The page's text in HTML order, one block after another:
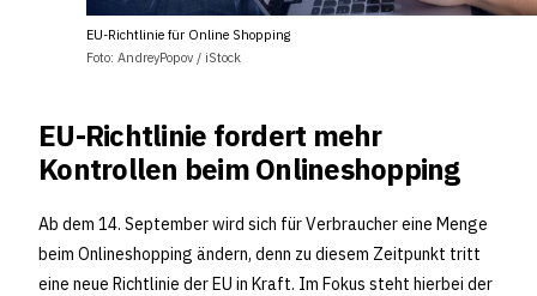
EU-Richtlinie für Online Shopping
Foto: AndreyPopov / iStock
EU-Richtlinie fordert mehr
Kontrollen beim Onlineshopping
Ab dem 14. September wird sich für Verbraucher eine Menge
beim Onlineshopping ändern, denn zu diesem Zeitpunkt tritt
eine neue Richtlinie der EU in Kraft. Im Fokus steht hierbei der